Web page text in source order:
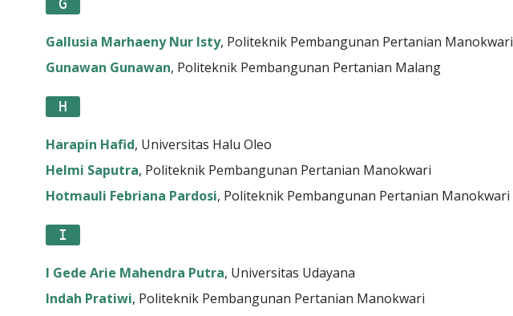
G
Gallusia Marhaeny Nur Isty, Politeknik Pembangunan Pertanian Manokwari
Gunawan Gunawan, Politeknik Pembangunan Pertanian Malang
H
Harapin Hafid, Universitas Halu Oleo
Helmi Saputra, Politeknik Pembangunan Pertanian Manokwari
Hotmauli Febriana Pardosi, Politeknik Pembangunan Pertanian Manokwari
I
I Gede Arie Mahendra Putra, Universitas Udayana
Indah Pratiwi, Politeknik Pembangunan Pertanian Manokwari